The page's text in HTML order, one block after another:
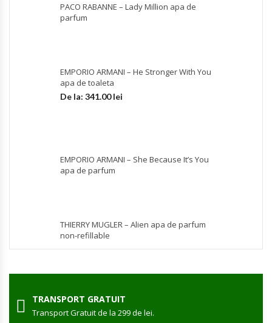
PACO RABANNE – Lady Million apa de
parfum
EMPORIO ARMANI – He Stronger With You
apa de toaleta
De la: 341.00lei
EMPORIO ARMANI – She Because It’s You
apa de parfum
THIERRY MUGLER – Alien apa de parfum
non-refillable
TRANSPORT GRATUIT
Transport Gratuit de la 299 de lei.